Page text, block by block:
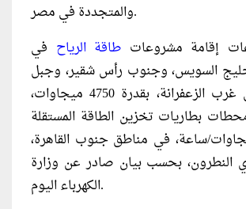
والمتجددة في مصر.
إقامة مشروعات طاقة الرياح في
السويس، وجنوب رأس شقير، وجبل
الجلالة، وشمال غرب الزعفرانة، بقدرة 4750 ميجاوات،
بطاريات تخزين الطاقة المستقلة
4000 ميجاوات/ساعة، في مناطق جنوب القاهرة،
النطرون، بحسب بيان صادر عن وزارة
الكهرباء اليوم.